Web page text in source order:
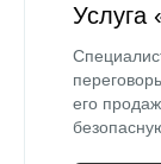
Услуга
его